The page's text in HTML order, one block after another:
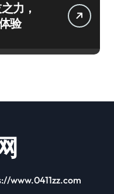
力，
验
www.0411zz.com